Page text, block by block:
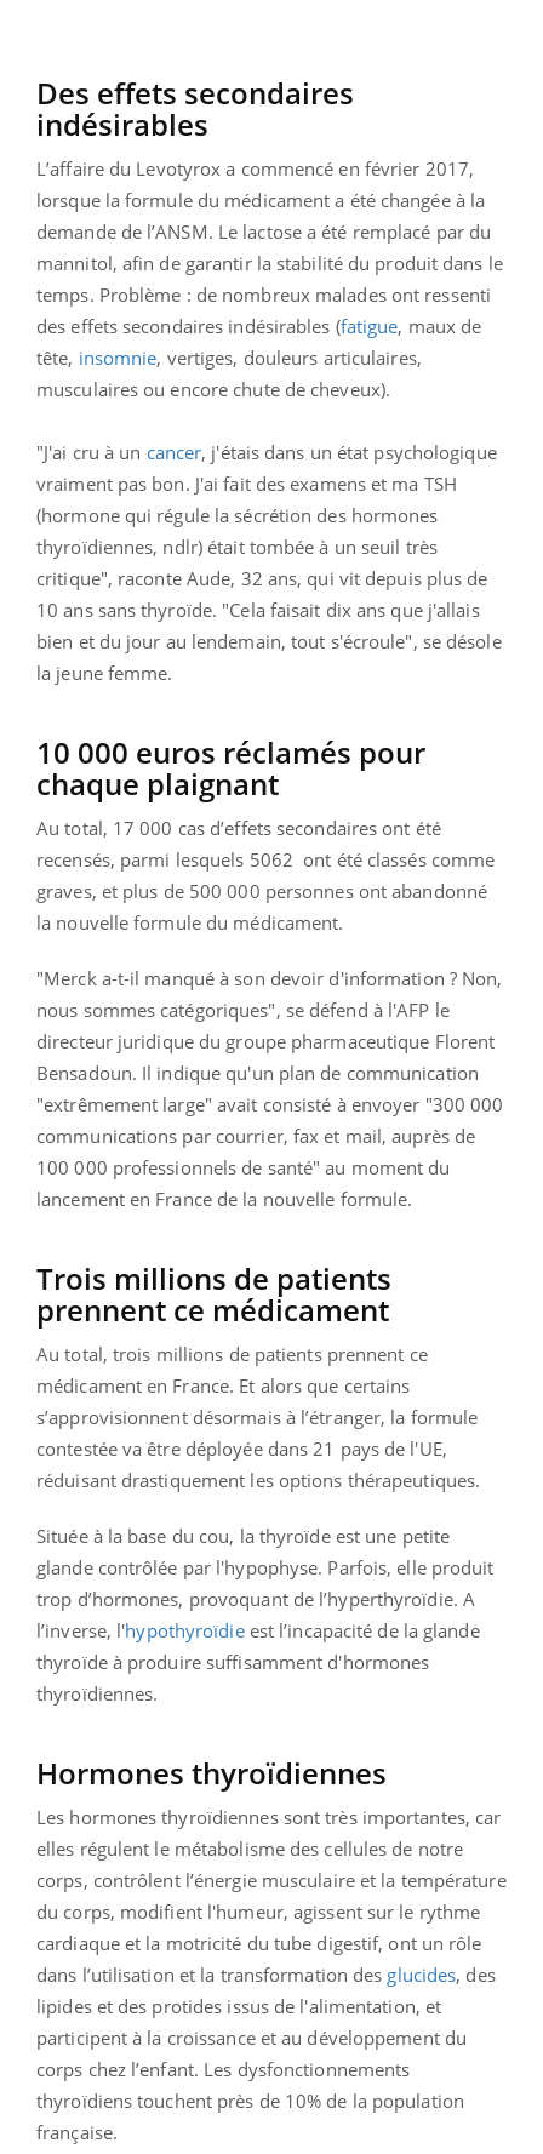
Des effets secondaires
indésirables
L’affaire du Levotyrox a commencé en février 2017,
lorsque la formule du médicament a été changée à la
demande de l’ANSM. Le lactose a été remplacé par du
mannitol, afin de garantir la stabilité du produit dans le
temps. Problème : de nombreux malades ont ressenti
des effets secondaires indésirables (fatigue, maux de
tête, insomnie, vertiges, douleurs articulaires,
musculaires ou encore chute de cheveux).
"J'ai cru à un cancer, j'étais dans un état psychologique
vraiment pas bon. J'ai fait des examens et ma TSH
(hormone qui régule la sécrétion des hormones
thyroïdiennes, ndlr) était tombée à un seuil très
critique", raconte Aude, 32 ans, qui vit depuis plus de
10 ans sans thyroïde. "Cela faisait dix ans que j'allais
bien et du jour au lendemain, tout s'écroule", se désole
la jeune femme.
10 000 euros réclamés pour
chaque plaignant
Au total, 17 000 cas d’effets secondaires ont été
recensés, parmi lesquels 5062 ont été classés comme
graves, et plus de 500 000 personnes ont abandonné
la nouvelle formule du médicament.
"Merck a-t-il manqué à son devoir d'information ? Non,
nous sommes catégoriques", se défend à l'AFP le
directeur juridique du groupe pharmaceutique Florent
Bensadoun. Il indique qu'un plan de communication
"extrêmement large" avait consisté à envoyer "300 000
communications par courrier, fax et mail, auprès de
100 000 professionnels de santé" au moment du
lancement en France de la nouvelle formule.
Trois millions de patients
prennent ce médicament
Au total, trois millions de patients prennent ce
médicament en France. Et alors que certains
s’approvisionnent désormais à l’étranger, la formule
contestée va être déployée dans 21 pays de l'UE,
réduisant drastiquement les options thérapeutiques.
Située à la base du cou, la thyroïde est une petite
glande contrôlée par l'hypophyse. Parfois, elle produit
trop d’hormones, provoquant de l’hyperthyroïdie. A
l’inverse, l'hypothyroïdie est l’incapacité de la glande
thyroïde à produire suffisamment d'hormones
thyroïdiennes.
Hormones thyroïdiennes
Les hormones thyroïdiennes sont très importantes, car
elles régulent le métabolisme des cellules de notre
corps, contrôlent l’énergie musculaire et la température
du corps, modifient l'humeur, agissent sur le rythme
cardiaque et la motricité du tube digestif, ont un rôle
dans l’utilisation et la transformation des glucides, des
lipides et des protides issus de l'alimentation, et
participent à la croissance et au développement du
corps chez l’enfant. Les dysfonctionnements
thyroïdiens touchent près de 10% de la population
française.